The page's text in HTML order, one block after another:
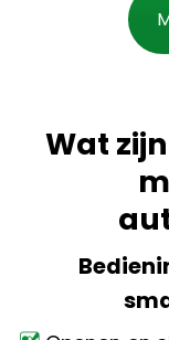
Wat